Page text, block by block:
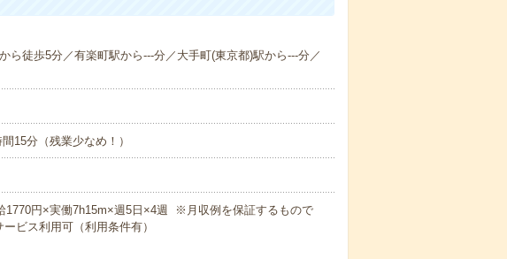
ら徒歩5分／有楽町駅から---分／大手町(東京都)駅から---分／
15分（残業少なめ！）
円×実働7h15m×週5日×4週 ※月収例を保証するもので
ビス利用可（利用条件有）